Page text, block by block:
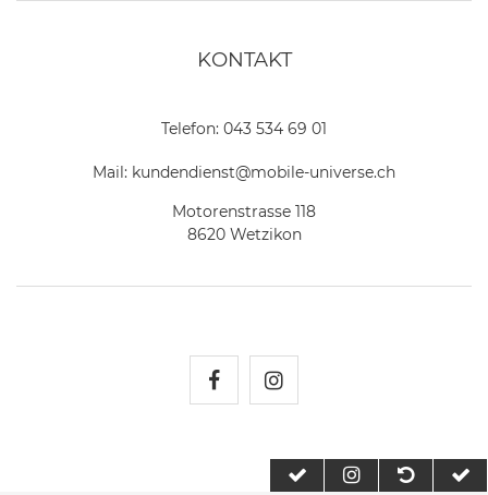
KONTAKT
Telefon: 043 534 69 01
Mail: kundendienst@mobile-universe.ch
Motorenstrasse 118
8620 Wetzikon